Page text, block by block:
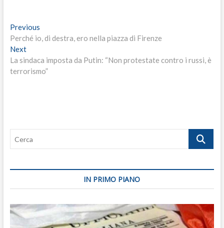
Navigazione
articoli
PreviousPrevious
post:
Perché io, di destra, ero nella piazza di Firenze
NextNext
post:
La sindaca imposta da Putin: “Non protestate contro i russi, è
terrorismo”
Cerca
IN PRIMO PIANO